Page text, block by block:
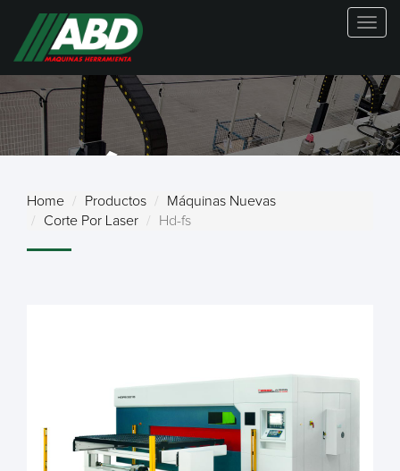
MÁQUINAS
NUEVAS
Home Productos
Máquinas Nuevas
Corte Por Laser
Hd-fs